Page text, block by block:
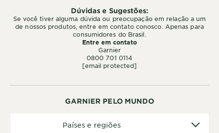
GARNIER PELO MUNDO
Países e regiões
Dúvidas e Sugestões:
Se você tiver alguma dúvida ou preocupação em relação a um
de nossos produtos, entre em contato conosco. Apenas para
consumidores do Brasil.
Entre em contato
Garnier
0800 701 0114
[email protected]